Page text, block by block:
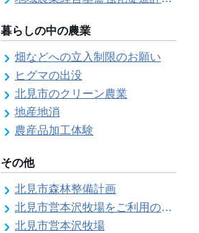
暮らしの中の農業
畑などへの立入制限のお願い
ヒグマの出没
北見市のクリーン農業
地産地消
農産品加工体験
その他
北見市森林整備計画
北見市営本沢牧場をご利用の皆様へ（畜主向け）
北見市営本沢牧場